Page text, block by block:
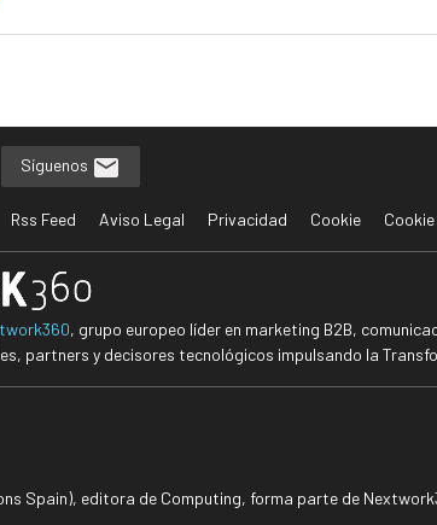
Síguenos
Rss Feed Aviso Legal Privacidad Cookie
, grupo europeo líder en marketing B2B,
partners y decisores tecnológicos impulsando la
Spain), editora de Computing, forma parte de